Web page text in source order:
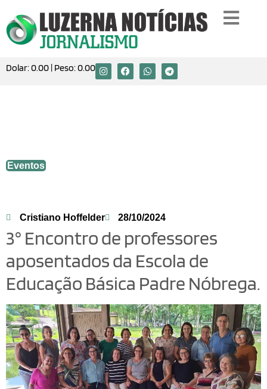
Dolar:0.00 | Peso:0.00
Eventos
Cristiano Hoffelder 28/10/2024
3° Encontro de professores
aposentados da Escola de
Educação Básica Padre Nóbrega.